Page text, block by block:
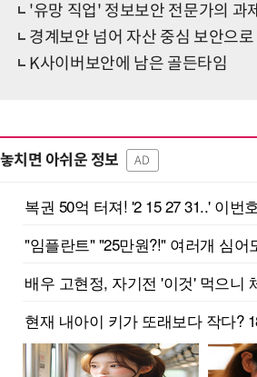
'유망 직업' 정보보안 전문가의 과제
경계보안 넘어 자산 중심 보안으로
K사이버보안에 남은 골든타임
놓치면 아쉬운 정보 AD